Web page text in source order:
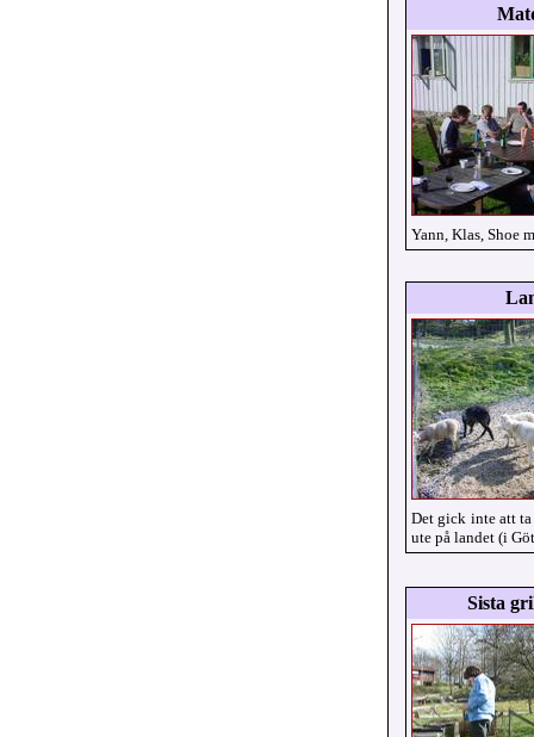
Yann, Klas, Shoe
Det gick inte att
ute på landet (i
Sista